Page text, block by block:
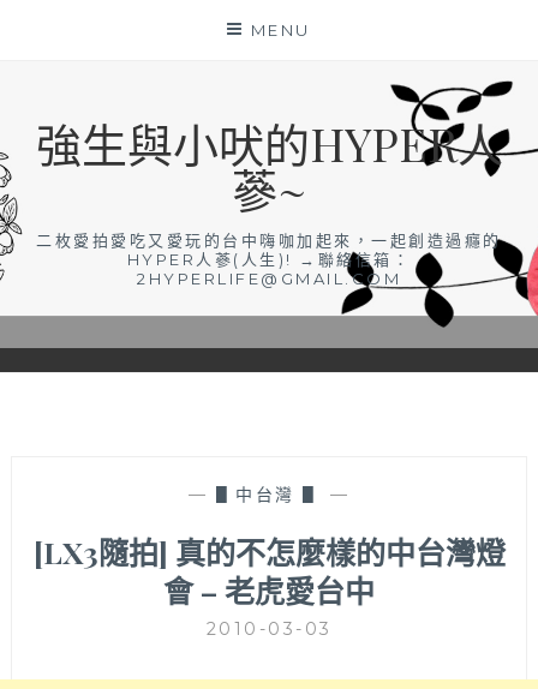
MENU
強生與小吠的HYPER人
蔘~
二枚愛拍愛吃又愛玩的台中嗨咖加起來，一起創造過癮的
HYPER人蔘(人生)! →聯絡信箱：
2HYPERLIFE@GMAIL.COM
— ▋中台灣 ▋ —
[LX3隨拍] 真的不怎麼樣的中台灣燈
會 – 老虎愛台中
2010-03-03